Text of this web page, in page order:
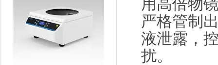
用高倍物
严格管制
液泄露，
扰。